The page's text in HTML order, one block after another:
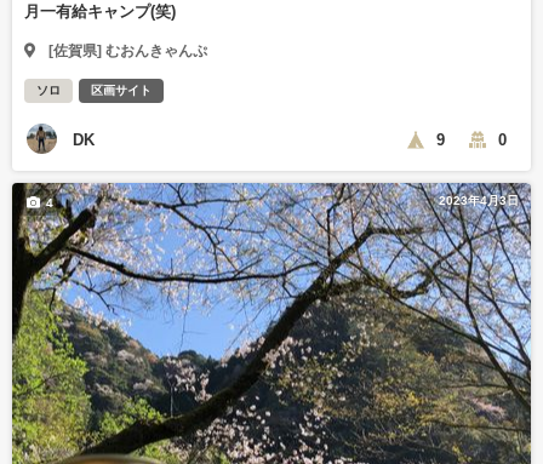
月一有給キャンプ(笑)
[佐賀県] むおんきゃんぷ
ソロ 区画サイト
DK 9 0
2023年4月3日
4